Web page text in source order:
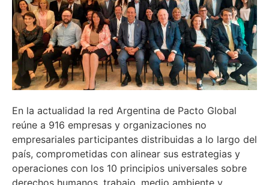
En la actualidad la red Argentina de Pacto Global
reúne a 916 empresas y organizaciones no
empresariales participantes distribuidas a lo largo del
país, comprometidas con alinear sus estrategias y
operaciones con los 10 principios universales sobre
derechos humanos, trabajo, medio ambiente y